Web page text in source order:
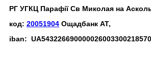
РГ УГКЦ Парафії Св Миколая на
код: 20051904 Ощадбанк АТ,
iban: UA543226690000026003300218570